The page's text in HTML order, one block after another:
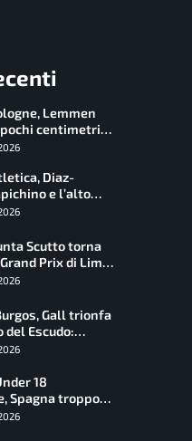
Lemmen
centimetri
maxi-caduta e
Diaz-
e l’alto
sogna nei
Scutto torna
Prix di Lima:
Gall trionfa
del Escudo:
e nuova
18
Spagna troppo
battuta 95-41,